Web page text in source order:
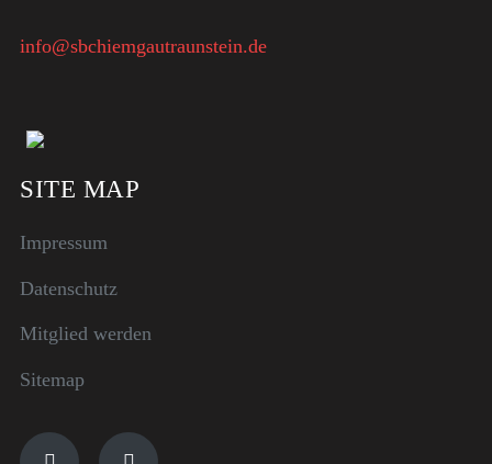
info@sbchiemgautraunstein.de
SITE MAP
Impressum
Datenschutz
Mitglied werden
Sitemap